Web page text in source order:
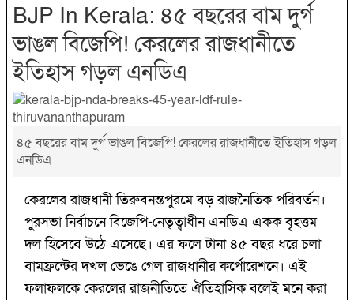
BJP In Kerala: ৪৫ বছরের বাম দুর্গ
ভাঙল বিজেপি! কেরলের রাজধানীতে
ইতিহাস গড়ল এনডিএ
৪৫ বছরের বাম দুর্গ ভাঙল বিজেপি! কেরলের রাজধানীতে ইতিহাস গড়ল
এনডিএ
কেরলের রাজধানী তিরুবনন্তপুরমে বড় রাজনৈতিক পরিবর্তন।
পুরসভা নির্বাচনে বিজেপি-নেতৃত্বাধীন এনডিএ একক বৃহত্তম
দল হিসেবে উঠে এসেছে। এর ফলে টানা ৪৫ বছর ধরে চলা
বামফ্রন্টের দখল ভেঙে গেল রাজধানীর কর্পোরেশনে। এই
ফলাফলকে কেরলের রাজনীতিতে ঐতিহাসিক বলেই মনে করা